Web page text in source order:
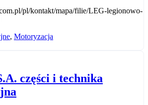
pl/kontakt/mapa/filie/LEG-legionowo-
, Motoryzacja
części i technika